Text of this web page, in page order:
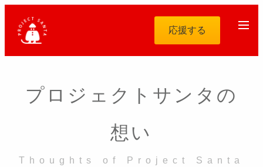
応援する
プロジェクトサンタの
想い
Thoughts of Project Santa